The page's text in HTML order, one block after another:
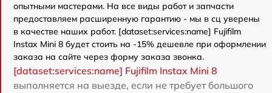
опытными мастерами. На все виды работ и запчасти
предоставляем расширенную гарантию - мы в сц уверены
в качестве наших работ. [dataset:services:name] Fujifilm
Instax Mini 8 будет стоить на -15% дешевле при оформлении
заказа на сайте через форму заказа звонка.
[dataset:services:name] Fujifilm Instax Mini 8
выполняется на выезде, если не требует большого